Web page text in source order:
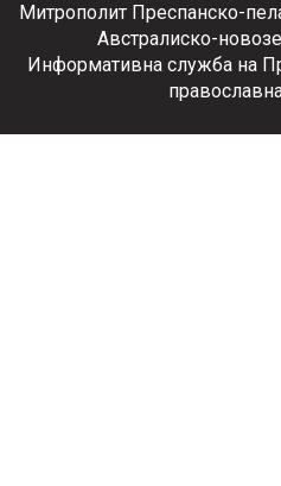
Митрополит Преспанско-
Австралиско-
Информативна служба на